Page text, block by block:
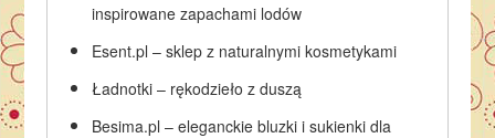
inspirowane zapachami lodów
Esent.pl – sklep z naturalnymi kosmetykami
Ładnotki – rękodzieło z duszą
Besima.pl – eleganckie bluzki i sukienki dla